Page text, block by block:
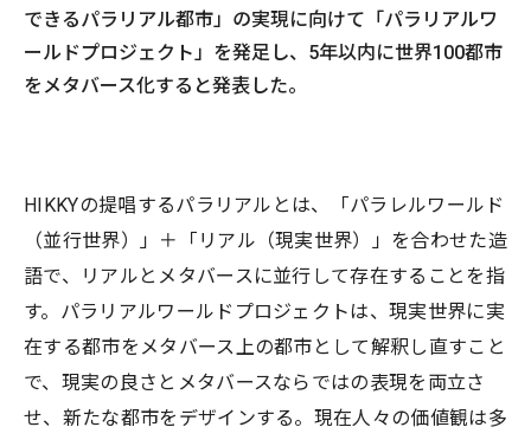
できるパラリアル都市」の実現に向けて「パラリアルワ
ールドプロジェクト」を発足し、5年以内に世界100都市
をメタバース化すると発表した。
HIKKYの提唱するパラリアルとは、「パラレルワールド
（並行世界）」＋「リアル（現実世界）」を合わせた造
語で、リアルとメタバースに並行して存在することを指
す。パラリアルワールドプロジェクトは、現実世界に実
在する都市をメタバース上の都市として解釈し直すこと
で、現実の良さとメタバースならではの表現を両立さ
せ、新たな都市をデザインする。現在人々の価値観は多